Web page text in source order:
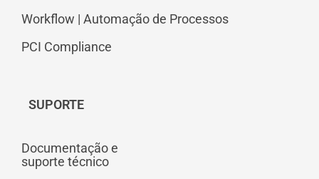
Workflow | Automação de Processos
PCI Compliance
SUPORTE
Documentação e
suporte técnico